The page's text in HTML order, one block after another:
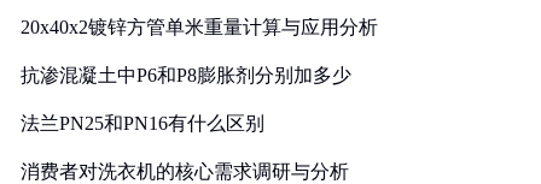
20x40x2镀锌方管单米重量计算与应用分析
抗渗混凝土中P6和P8膨胀剂分别加多少
法兰PN25和PN16有什么区别
消费者对洗衣机的核心需求调研与分析